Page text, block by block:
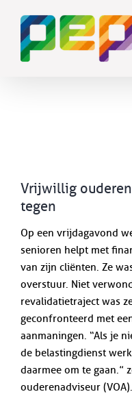
content
Vrijwillig
tegen
Op een vrijdagavond
senioren helpt met
van zijn cliënten. Ze
overstuur. Niet
revalidatietraject was
geconfronteerd met
aanmaningen. “Als je
de belastingdienst
daarmee om te gaan.”
ouderenadviseur